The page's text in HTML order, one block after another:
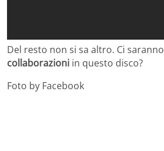
Del resto non si sa altro. Ci saranno
collaborazioni in questo disco?
Foto by Facebook